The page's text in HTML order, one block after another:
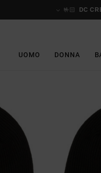
🤟🏻 DC
UOMO DONNA